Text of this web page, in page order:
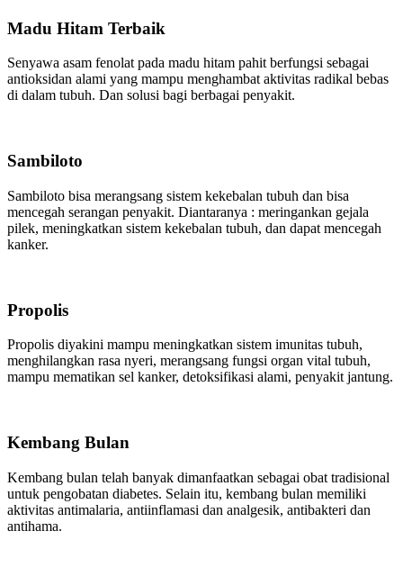
Madu Hitam Terbaik
Senyawa asam fenolat pada madu hitam pahit berfungsi sebagai
antioksidan alami yang mampu menghambat aktivitas radikal bebas
di dalam tubuh. Dan solusi bagi berbagai penyakit.
Sambiloto
Sambiloto bisa merangsang sistem kekebalan tubuh dan bisa
mencegah serangan penyakit. Diantaranya : meringankan gejala
pilek, meningkatkan sistem kekebalan tubuh, dan dapat mencegah
kanker.
Propolis
Propolis diyakini mampu meningkatkan sistem imunitas tubuh,
menghilangkan rasa nyeri, merangsang fungsi organ vital tubuh,
mampu mematikan sel kanker, detoksifikasi alami, penyakit jantung.
Kembang Bulan
Kembang bulan telah banyak dimanfaatkan sebagai obat tradisional
untuk pengobatan diabetes. Selain itu, kembang bulan memiliki
aktivitas antimalaria, antiinflamasi dan analgesik, antibakteri dan
antihama.